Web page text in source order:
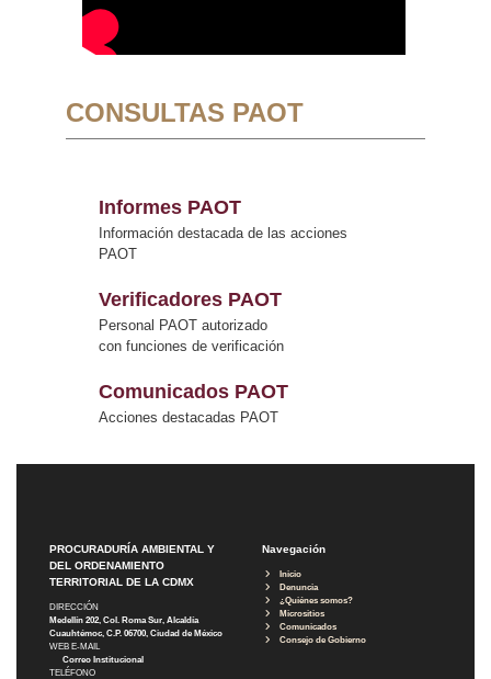
CONSULTAS PAOT
Informes PAOT
Información destacada de las acciones
PAOT
Verificadores PAOT
Personal PAOT autorizado
con funciones de verificación
Comunicados PAOT
Acciones destacadas PAOT
PROCURADURÍA AMBIENTAL Y
DEL ORDENAMIENTO
TERRITORIAL DE LA CDMX
DIRECCIÓN
Medellín 202, Col. Roma Sur, Alcaldía
Cuauhtémoc, C.P. 06700, Ciudad de México
WEB E-MAIL
Correo Institucional
TELÉFONO
Navegación
Inicio
Denuncia
¿Quiénes somos?
Micrositios
Comunicados
Consejo de Gobierno